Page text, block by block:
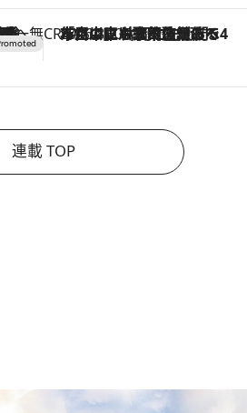
場所へ
湯」で体験 CREA'S CHOICE
2026.8.7
「立川にも歌舞伎があるんだよ」 片岡仁左衛門・市川中車ら豪華座組みで4年目の立川立飛歌舞伎へ
連載 TOP